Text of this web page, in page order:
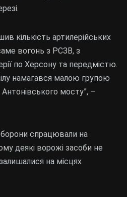
кількість артилерійських
вогонь з РСЗВ, з
по Херсону та передмістю.
намагався малою групою
мосту”, –
спрацювали на
деякі ворожі засоби не
на місцях